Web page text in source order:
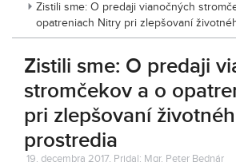
Zistili sme: O predaji vianočných
opatreniach Nitry pri zlepšovaní
Zistili sme: O predaji
stromčekov a o
pri zlepšovaní
prostredia
19. decembra 2017, Pridal: Mgr. Peter Bednár